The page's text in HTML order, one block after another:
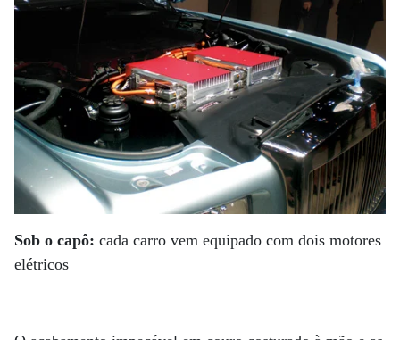
Sob o capô: cada carro vem equipado com dois motores
elétricos